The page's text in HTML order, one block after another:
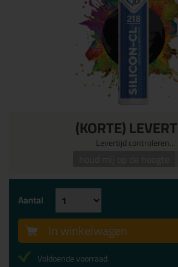
(KORTE)
Levertijd controleren...
Aantal
In winkelwagen
Voldoende voorraad